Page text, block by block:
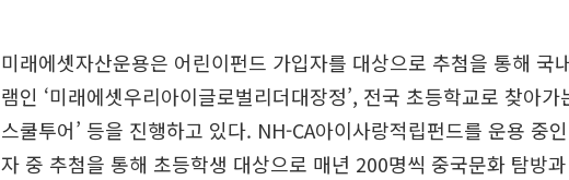
미래에셋자산운용은 어린이펀드 가입자를 대상으로 추첨을 통해 국
램인 ‘미래에셋우리아이글로벌리더대장정’, 전국 초등학교로 찾아가
스쿨투어’ 등을 진행하고 있다. NH-CA아이사랑적립펀드를 운용 중
자 중 추첨을 통해 초등학생 대상으로 매년 200명씩 중국문화 탐방